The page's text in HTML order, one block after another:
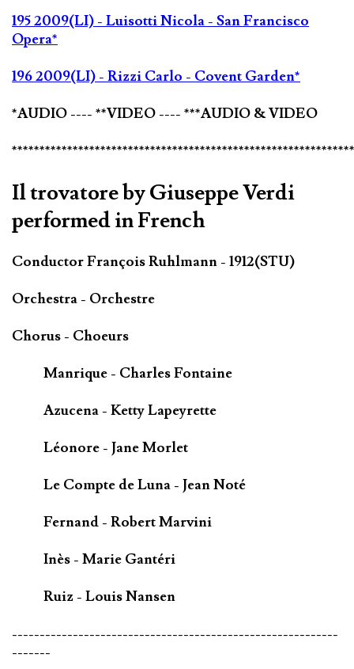
195 2009(LI) - Luisotti Nicola - San Francisco
Opera*
196 2009(LI) - Rizzi Carlo - Covent Garden*
*AUDIO ---- **VIDEO ---- ***AUDIO & VIDEO
Il trovatore by Giuseppe Verdi
performed in French
Conductor François Ruhlmann - 1912(STU)
Orchestra - Orchestre
Chorus - Choeurs
Manrique - Charles Fontaine
Azucena - Ketty Lapeyrette
Léonore - Jane Morlet
Le Compte de Luna - Jean Noté
Fernand - Robert Marvini
Inès - Marie Gantéri
Ruiz - Louis Nansen
-----------------------------------------------------------
-------